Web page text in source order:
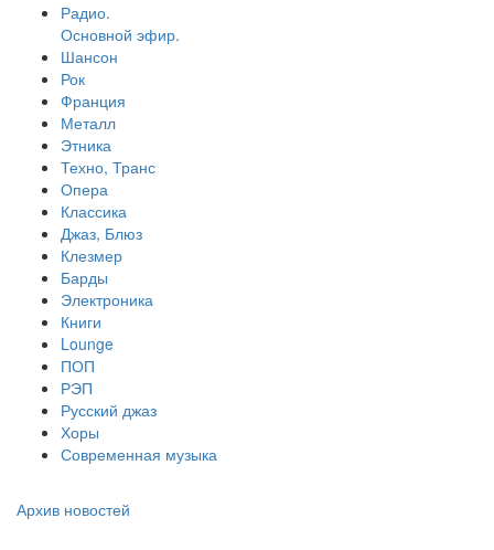
Радио.
Основной эфир.
Шансон
Рок
Франция
Металл
Этника
Техно, Транс
Опера
Классика
Джаз, Блюз
Клезмер
Барды
Электроника
Книги
Lounge
ПОП
РЭП
Русский джаз
Хоры
Современная музыка
Архив новостей